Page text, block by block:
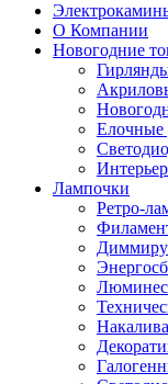
О Компании
Новогодние
Елочные
Лампочки
Ретро-